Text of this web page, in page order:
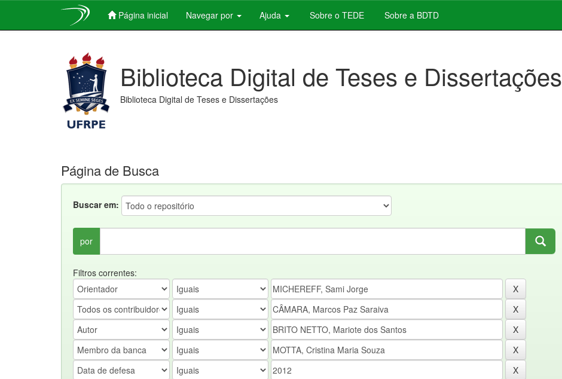
Página inicial Navegar por Ajuda Sobre o TEDE Sobre a BDTD
Biblioteca Digital de Teses e Dissertações
Biblioteca Digital de Teses e Dissertações
Página de Busca
Buscar em:
por
Filtros correntes: